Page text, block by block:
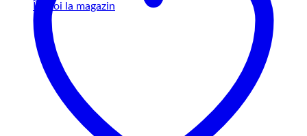
Înapoi la magazin